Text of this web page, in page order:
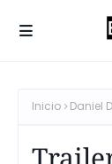
Inicio Daniel